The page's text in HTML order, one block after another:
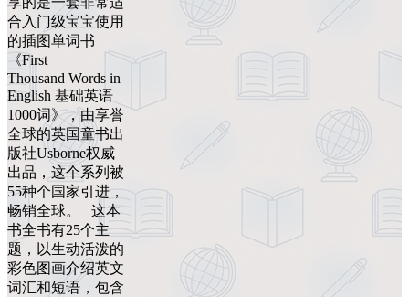
合入门级宝宝使用
的插图单词书
《First
Thousand Words in
English 基础英语
1000词》，由享誉
全球的英国童书出
版社Usborne权威
出品，这个系列被
55种个国家引进，
畅销全球。 这本
书全书有25个主
题，以生动活泼的
彩色图画介绍英文
词汇和短语，包含